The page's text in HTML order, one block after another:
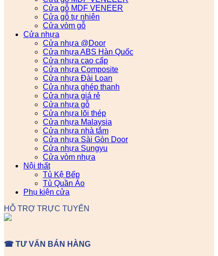
Cửa gỗ MDF VENEER
Cửa gỗ tự nhiên
Cửa vòm gỗ
Cửa nhựa
Cửa nhựa @Door
Cửa nhựa ABS Hàn Quốc
Cửa nhựa cao cấp
Cửa nhựa Composite
Cửa nhựa Đài Loan
Cửa nhựa ghép thanh
Cửa nhựa giá rẻ
Cửa nhựa gỗ
Cửa nhựa lõi thép
Cửa nhựa Malaysia
Cửa nhựa nhà tắm
Cửa nhựa Sài Gòn Door
Cửa nhựa Sungyu
Cửa vòm nhựa
Nội thất
Tủ Kệ Bếp
Tủ Quần Áo
Phụ kiện cửa
HỖ TRỢ TRỰC TUYẾN
☎ TƯ VẤN BÁN HÀNG